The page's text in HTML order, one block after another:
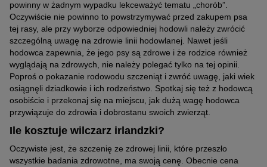
powinny w żadnym wypadku lekceważyć tematu „chorób”.
Oczywiście nie powinno to powstrzymywać przed zakupem psa
tej rasy, ale przy wyborze odpowiedniej hodowli należy zwrócić
szczególną uwagę na zdrowie linii hodowlanej. Nawet jeśli
hodowca zapewnia, że jego psy są zdrowe i że rodzice również
wyglądają na zdrowych, nie należy polegać tylko na tej opinii.
Poproś o pokazanie rodowodu szczeniąt i zwróć uwagę, jaki wiek
osiągnęli dziadkowie i ich rodzeństwo. Spotkaj się też z hodowcą
osobiście i przekonaj się na miejscu, jak dużą wagę hodowca
przywiązuje do zdrowia i dobrostanu swoich zwierząt.
Ile kosztuje wilczarz irlandzki?
Oczywiste jest, że szczenię ze zdrowej linii, które przeszło
wszystkie badania zdrowotne, ma swoją cenę. Obecnie cena